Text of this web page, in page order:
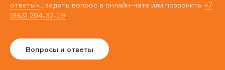
ответы» , задать вопрос в онлайн-чате или позвонить +7
(863) 204-32-19
Вопросы и ответы